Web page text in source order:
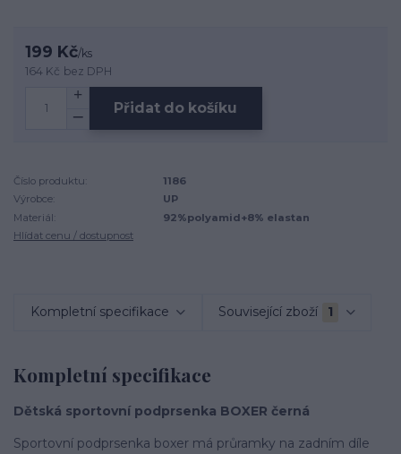
199 Kč/ks
164 Kč bez DPH
Přidat do košíku
Číslo produktu:
1186
Výrobce:
UP
Materiál:
92%polyamid+8% elastan
Hlídat cenu / dostupnost
Kompletní specifikace Související zboží 1
Kompletní specifikace
Dětská sportovní podprsenka BOXER černá
Sportovní podprsenka boxer má průramky na zadním díle